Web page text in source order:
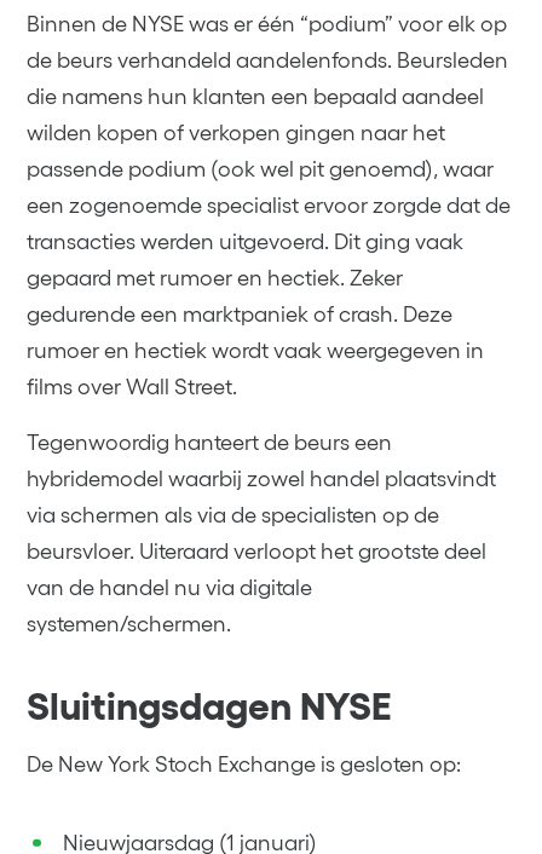
Binnen de NYSE was er één “podium” voor elk op
de beurs verhandeld aandelenfonds. Beursleden
die namens hun klanten een bepaald aandeel
wilden kopen of verkopen gingen naar het
passende podium (ook wel pit genoemd), waar
een zogenoemde specialist ervoor zorgde dat de
transacties werden uitgevoerd. Dit ging vaak
gepaard met rumoer en hectiek. Zeker
gedurende een marktpaniek of crash. Deze
rumoer en hectiek wordt vaak weergegeven in
films over Wall Street.
Tegenwoordig hanteert de beurs een
hybridemodel waarbij zowel handel plaatsvindt
via schermen als via de specialisten op de
beursvloer. Uiteraard verloopt het grootste deel
van de handel nu via digitale
systemen/schermen.
Sluitingsdagen NYSE
De New York Stoch Exchange is gesloten op:
Nieuwjaarsdag (1 januari)